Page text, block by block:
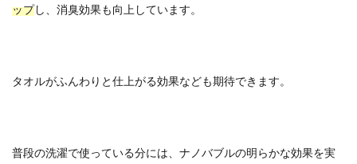
ップし、消臭効果も向上しています。
タオルがふんわりと仕上がる効果なども期待できます。
普段の洗濯で使っている分には、ナノバブルの明らかな効果を実